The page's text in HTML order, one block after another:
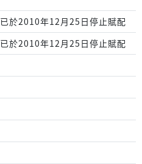
已於2010年12月25日停止賦配
已於2010年12月25日停止賦配